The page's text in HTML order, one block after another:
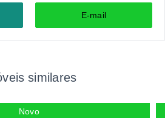
E-mail
similares
Novo